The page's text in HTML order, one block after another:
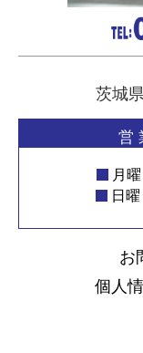
茨城
営
月
お
個人